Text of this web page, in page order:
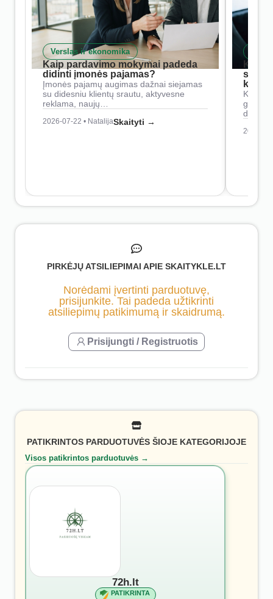
Verslas ir ekonomika
Kaip pardavimo mokymai padeda
didinti įmonės pajamas?
Įmonės pajamų augimas dažnai siejamas
su didesniu klientų srautu, aktyvesne
reklama, naujų…
2026-07-22 • NatalijaSkaityti →
Kaip
2026-
PIRKĖJŲ ATSILIEPIMAI APIE SKAITYKLE.LT
Norėdami įvertinti parduotuvę,
prisijunkite. Tai padeda užtikrinti
atsiliepimų patikimumą ir skaidrumą.
Prisijungti / Registruotis
PATIKRINTOS PARDUOTUVĖS ŠIOJE KATEGORIJOJE
Visos patikrintos parduotuvės →
72h.lt
PATIKRINTA